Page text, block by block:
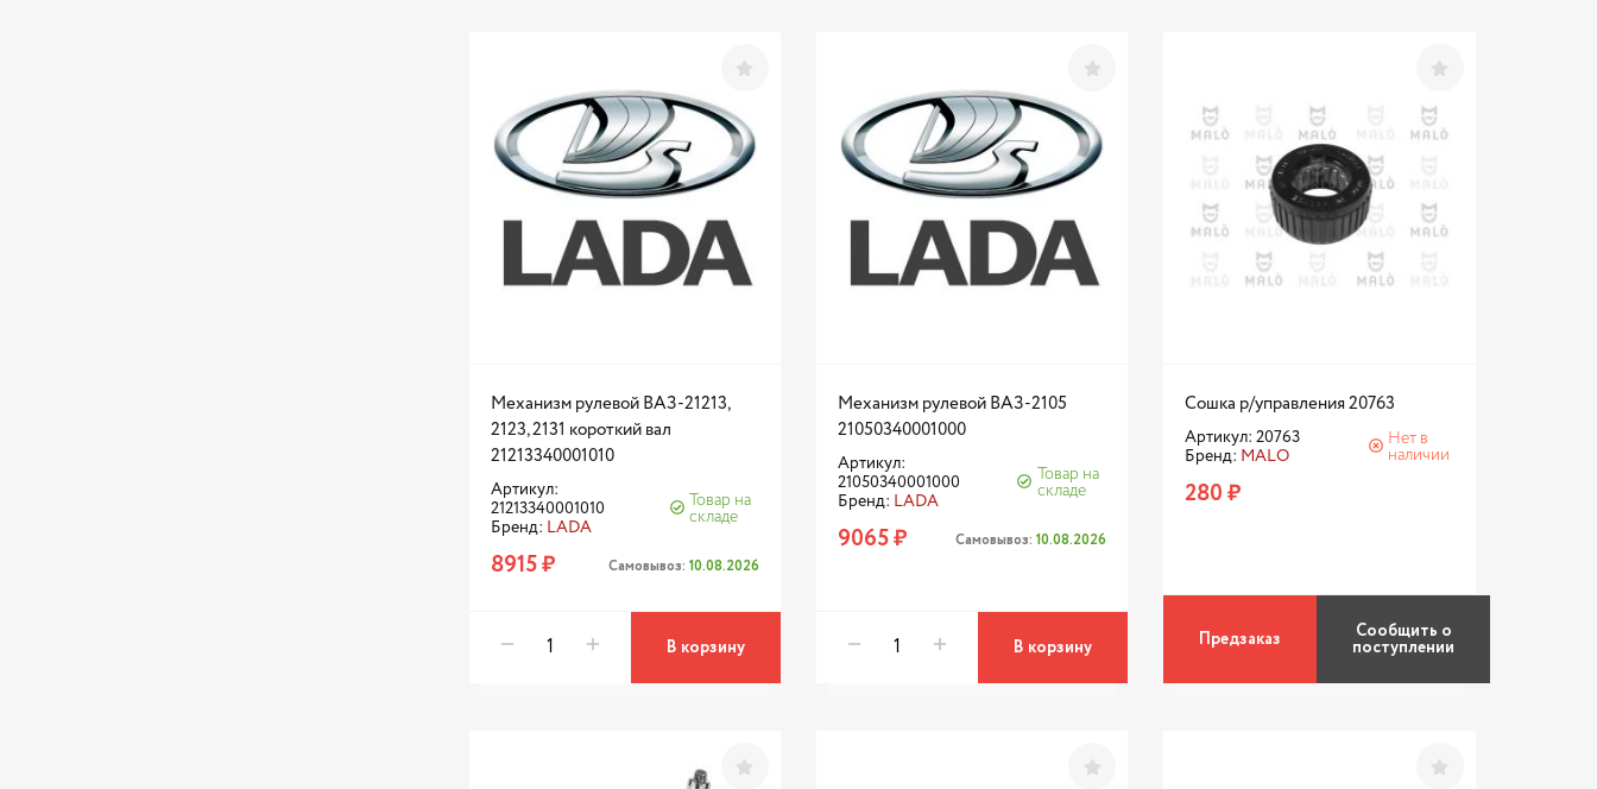
Механизм рулевой ВАЗ-21213,
2123, 2131 короткий вал
21213340001010
Артикул:
21213340001010
Бренд: LADA
Товар на
складе
8915 ₽ Самовывоз: 10.08.2026
В корзину
Механизм рулевой ВАЗ-2105
21050340001000
Артикул:
21050340001000
Бренд: LADA
Товар на
складе
9065 ₽ Самовывоз:10.08.2026
В корзину
Сошка р/управления 20763
Артикул: 20763
Бренд: MALO
Нет в
наличии
280 ₽
Предзаказ Сообщить о
поступлении